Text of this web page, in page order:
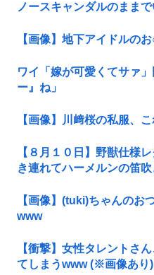
ノースキャンダルのまま
【画像】地下アイドルの
ワイ「嫁が可愛くてサァ
ー』ね」
【画像】川﨑桜の私服、
【８月１０日】野獣仕様
き連れてハーメルンの笛
【画像】(tuki)ちゃんのお
www
【衝撃】女性タレントさ
てしまうwww (※画像あり)